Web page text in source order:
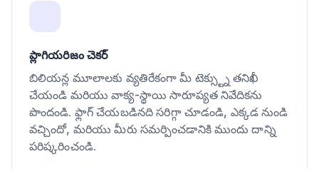
ప్లాగియరిజం చెకర్
బిలియన్ల మూలాలకు వ్యతిరేకంగా మీ టెక్స్ట్ను తనిఖీ
చేయండి మరియు వాక్య-స్థాయి సారూప్యత నివేదికను
పొందండి. ఫ్లాగ్ చేయబడినది సరిగ్గా చూడండి, ఎక్కడ నుండి
వచ్చిందో, మరియు మీరు సమర్పించడానికి ముందు దాన్ని
పరిష్కరించండి.